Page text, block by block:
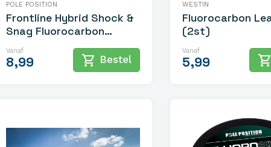
POLE POSITION
Frontline Hybrid Shock &
Snag Fluorocarbon
Karper Leader 50mtr
Vanaf
8,99 shopping_cart Bestel
WESTIN
Fluorocarbon
(2st)
Vanaf
5,99 shopping_cart